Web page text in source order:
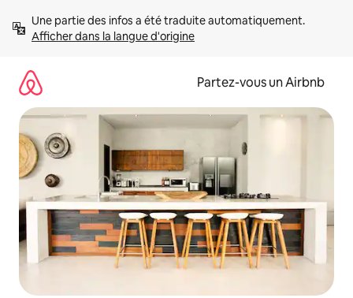
directement
Afficher dans la langue d'origine
Partez-vous un Airbnb